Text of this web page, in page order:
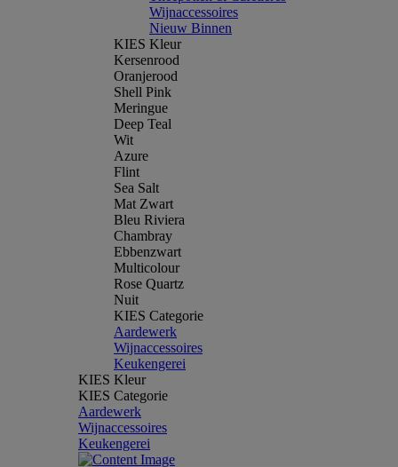
Wijnaccessoires
Nieuw Binnen
KIES Kleur
Kersenrood
Oranjerood
Shell Pink
Meringue
Deep Teal
Wit
Azure
Flint
Sea Salt
Mat Zwart
Bleu Riviera
Chambray
Ebbenzwart
Multicolour
Rose Quartz
Nuit
KIES Categorie
Aardewerk
Wijnaccessoires
Keukengerei
KIES Kleur
KIES Categorie
Aardewerk
Wijnaccessoires
Keukengerei